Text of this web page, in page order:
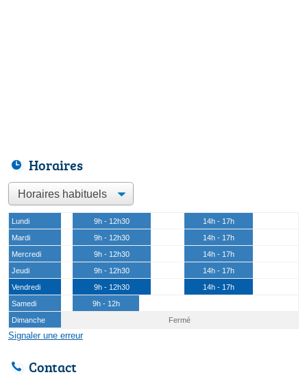
Horaires
Lundi 9h - 12h30
14h - 17h
Mardi
9h - 12h30
14h - 17h
Mercredi
9h - 12h30
14h - 17h
Jeudi
9h - 12h30
14h - 17h
Vendredi
9h - 12h30
14h - 17h
Samedi
9h - 12h
Dimanche
Fermé
Signaler une erreur
Contact